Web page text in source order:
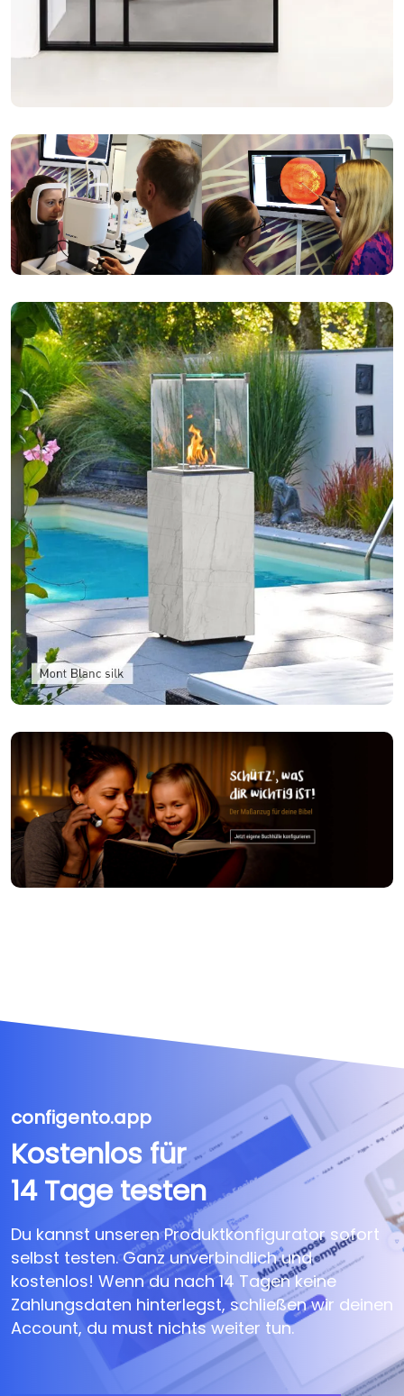
configento.app
Kostenlos für
14 Tage testen
Du kannst unseren Produktkonfigurator sofort
selbst testen. Ganz unverbindlich und
kostenlos! Wenn du nach 14 Tagen keine
Zahlungsdaten hinterlegst, schließen wir deinen
Account, du must nichts weiter tun.